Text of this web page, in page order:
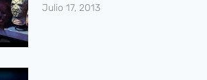
Julio 17, 2013